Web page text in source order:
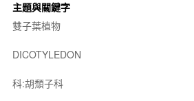
主題與關鍵字
雙子葉植物
DICOTYLEDON
科:胡頹子科